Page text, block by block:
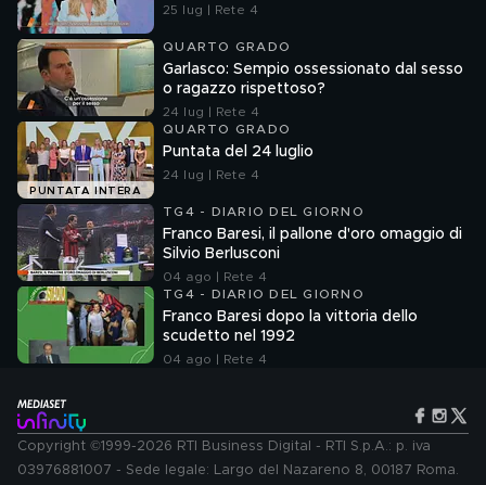
25 lug | Rete 4
QUARTO GRADO
Garlasco: Sempio ossessionato dal sesso
o ragazzo rispettoso?
24 lug | Rete 4
PUNTATA INTERA
QUARTO GRADO
Puntata del 24 luglio
24 lug | Rete 4
TG4 - DIARIO DEL GIORNO
Franco Baresi, il pallone d'oro omaggio di
Silvio Berlusconi
04 ago | Rete 4
TG4 - DIARIO DEL GIORNO
Franco Baresi dopo la vittoria dello
scudetto nel 1992
04 ago | Rete 4
Copyright ©1999-2026 RTI Business Digital - RTI S.p.A.: p. iva
03976881007 - Sede legale: Largo del Nazareno 8, 00187 Roma.